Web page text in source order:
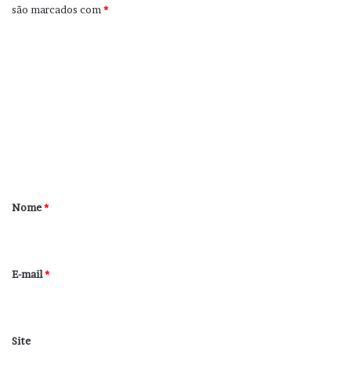
são marcados com*
r
*
Nome*
E-mail*
Site